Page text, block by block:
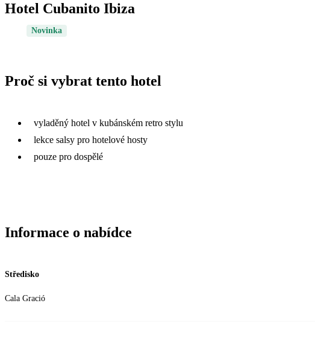
Hotel Cubanito Ibiza
Novinka
Proč si vybrat tento hotel
vyladěný hotel v kubánském retro stylu
lekce salsy pro hotelové hosty
pouze pro dospělé
Informace o nabídce
Středisko
Cala Gració